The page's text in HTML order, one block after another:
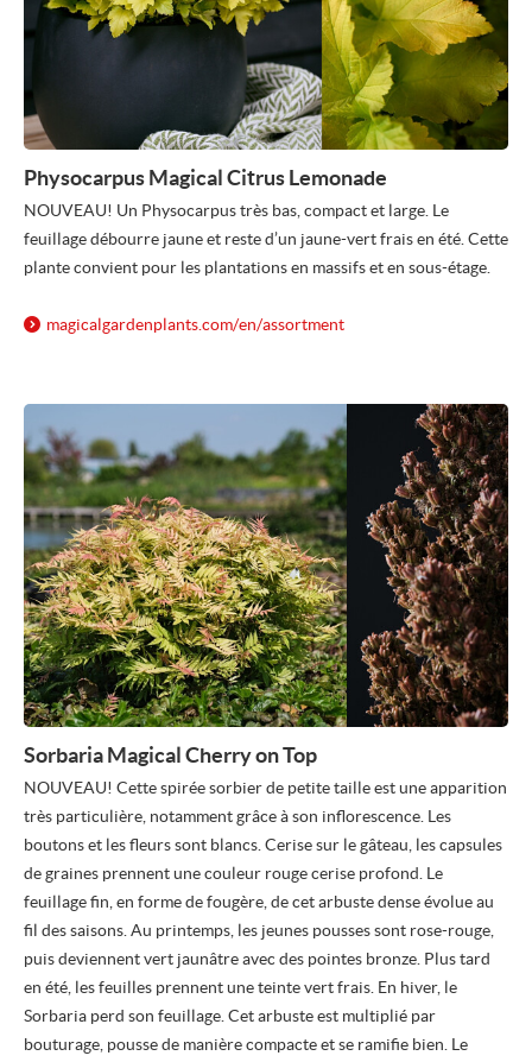
Physocarpus Magical Citrus Lemonade
NOUVEAU! Un Physocarpus très bas, compact et large. Le
feuillage débourre jaune et reste d’un jaune-vert frais en été. Cette
plante convient pour les plantations en massifs et en sous-étage.
magicalgardenplants.com/en/assortment
Sorbaria Magical Cherry on Top
NOUVEAU! Cette spirée sorbier de petite taille est une apparition
très particulière, notamment grâce à son inflorescence. Les
boutons et les fleurs sont blancs. Cerise sur le gâteau, les capsules
de graines prennent une couleur rouge cerise profond. Le
feuillage fin, en forme de fougère, de cet arbuste dense évolue au
fil des saisons. Au printemps, les jeunes pousses sont rose-rouge,
puis deviennent vert jaunâtre avec des pointes bronze. Plus tard
en été, les feuilles prennent une teinte vert frais. En hiver, le
Sorbaria perd son feuillage. Cet arbuste est multiplié par
bouturage, pousse de manière compacte et se ramifie bien. Le